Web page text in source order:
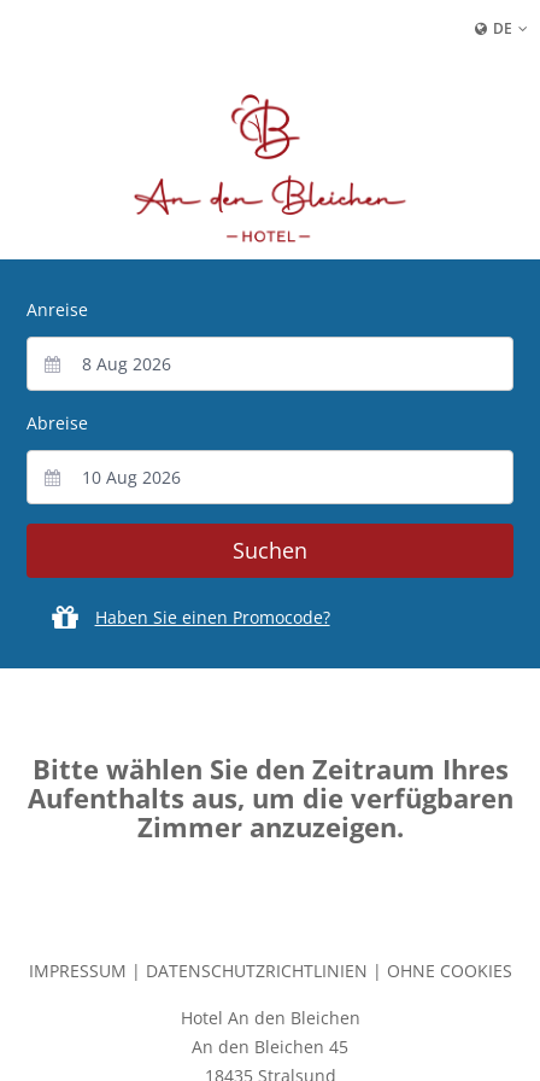
DE
Anreise
Abreise
Haben Sie einen Promocode?
Bitte wählen Sie den Zeitraum Ihres
Aufenthalts aus, um die verfügbaren
Zimmer anzuzeigen.
IMPRESSUM | DATENSCHUTZRICHTLINIEN | OHNE COOKIES
Hotel An den Bleichen
An den Bleichen 45
18435 Stralsund